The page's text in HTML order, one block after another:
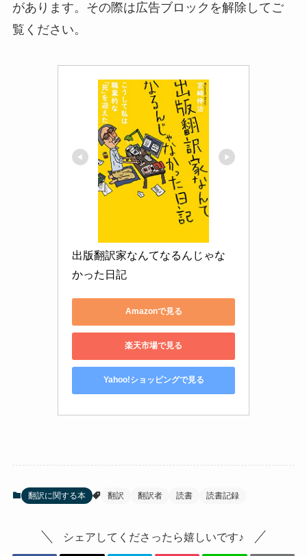
があります。その際は広告ブロックを解除してご
覧ください。
出版翻訳家なんてなるんじゃな
かった日記
Amazonで見る
楽天市場で見る
Yahoo!ショッピングで見る
翻訳に関する本 翻訳 翻訳者 読書 読書記録
シェアしてくださったら嬉しいです♪